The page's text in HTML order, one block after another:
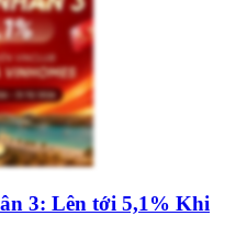
3: Lên tới 5,1% Khi